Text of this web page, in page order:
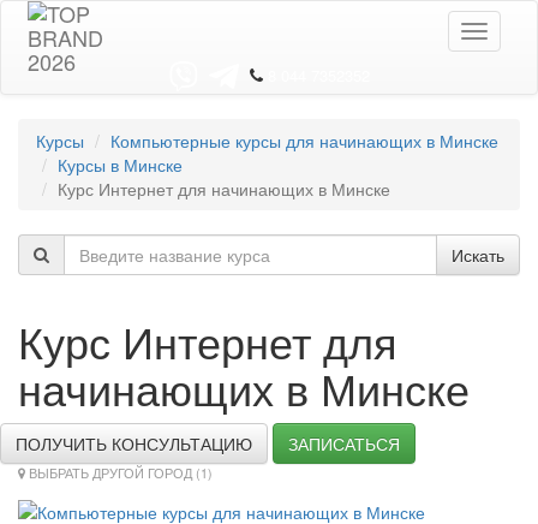
Toggle
Курсы
Компьютерные курсы для начинающих в Минске
Курсы в Минске
Курс Интернет для начинающих в Минске
Искать
Курс Интернет для
начинающих в Минске
ПОЛУЧИТЬ КОНСУЛЬТАЦИЮ ЗАПИСАТЬСЯ
ВЫБРАТЬ ДРУГОЙ ГОРОД (1)